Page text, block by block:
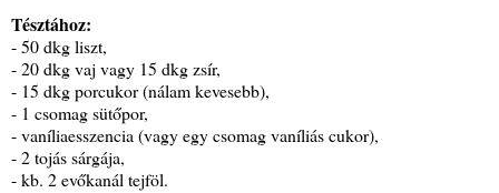
Tésztához:
- 50 dkg liszt,
- 20 dkg vaj vagy 15 dkg zsír,
- 15 dkg porcukor (nálam kevesebb),
- 1 csomag sütőpor,
- vaníliaesszencia (vagy egy csomag vaníliás cukor),
- 2 tojás sárgája,
- kb. 2 evőkanál tejföl.